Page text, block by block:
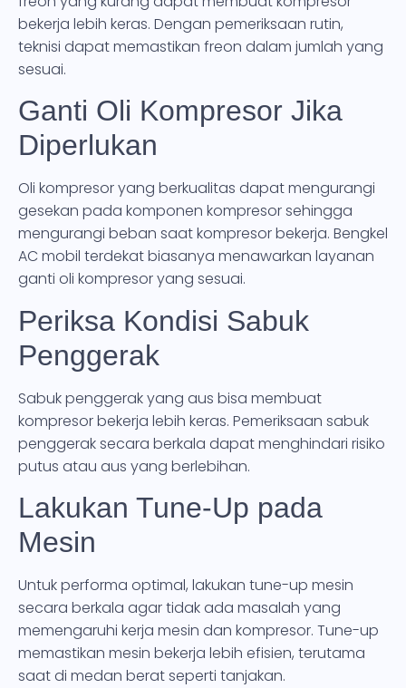
bekerja lebih keras. Dengan pemeriksaan rutin,
teknisi dapat memastikan freon dalam jumlah yang
sesuai.
Ganti Oli Kompresor Jika
Diperlukan
Oli kompresor yang berkualitas dapat mengurangi
gesekan pada komponen kompresor sehingga
mengurangi beban saat kompresor bekerja. Bengkel
AC mobil terdekat biasanya menawarkan layanan
ganti oli kompresor yang sesuai.
Periksa Kondisi Sabuk
Penggerak
Sabuk penggerak yang aus bisa membuat
kompresor bekerja lebih keras. Pemeriksaan sabuk
penggerak secara berkala dapat menghindari risiko
putus atau aus yang berlebihan.
Lakukan Tune-Up pada
Mesin
Untuk performa optimal, lakukan tune-up mesin
secara berkala agar tidak ada masalah yang
memengaruhi kerja mesin dan kompresor. Tune-up
memastikan mesin bekerja lebih efisien, terutama
saat di medan berat seperti tanjakan.